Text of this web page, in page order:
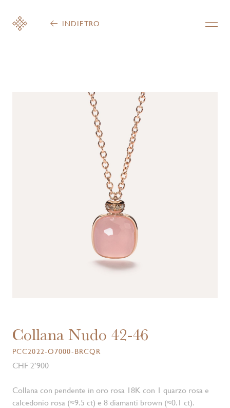
INDIETRO
Collana Nudo 42-46
PCC2022-O7000-BRCQR
CHF 2’900
Collana con pendente in oro rosa 18K con 1 quarzo rosa e
calcedonio rosa (≈9.5 ct) e 8 diamanti brown (≈0.1 ct).